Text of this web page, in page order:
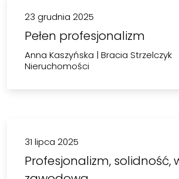
23 grudnia 2025
Pełen profesjonalizm
Anna Kaszyńska | Bracia Strzelczyk
Nieruchomości
31 lipca 2025
Profesjonalizm, solidność,